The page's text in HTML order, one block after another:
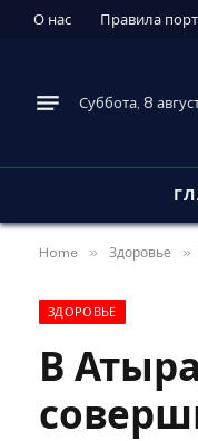
О нас Правила
Суббота, 8
Home » Здоровье »
ЗДОРОВЬЕ
В